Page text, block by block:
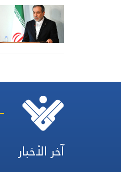
آخر الأخبار